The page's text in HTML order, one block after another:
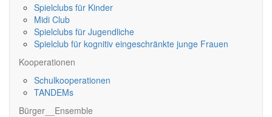
Spielclubs für Kinder
Midi Club
Spielclubs für Jugendliche
Spielclub für kognitiv eingeschränkte junge Frauen
Kooperationen
Schulkooperationen
TANDEMs
Bürger__Ensemble